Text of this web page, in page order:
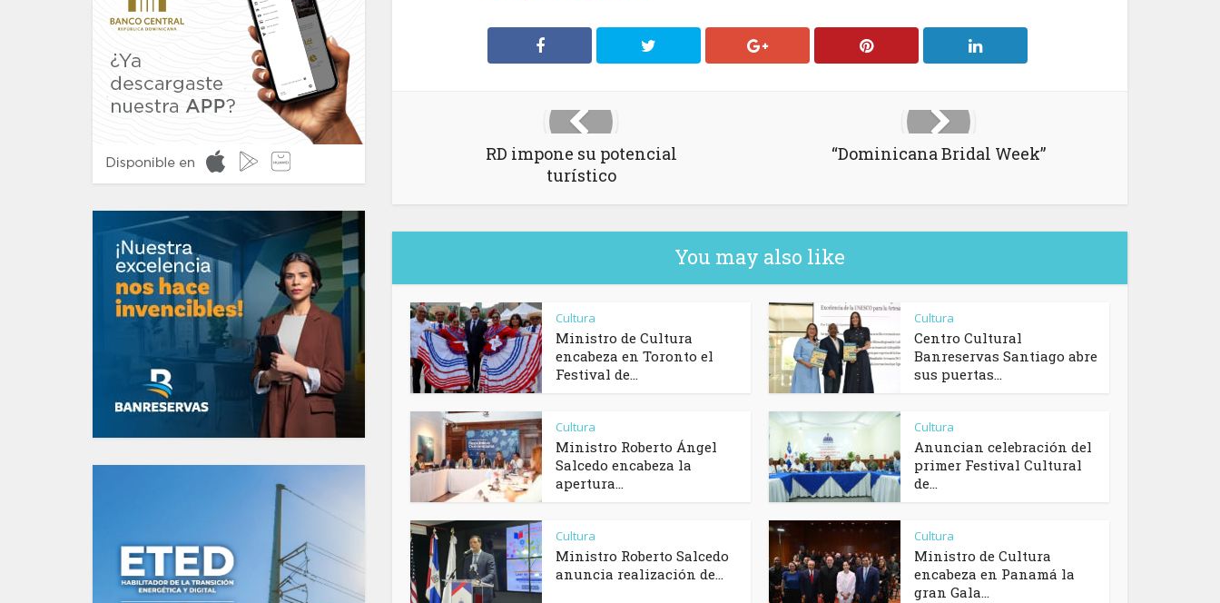
RD impone su potencial
turístico
“Dominicana Bridal Week”
You may also like
Cultura
Ministro de Cultura
encabeza en Toronto el
Festival de...
Cultura
Centro Cultural
Banreservas Santiago abre
sus puertas...
Cultura
Ministro Roberto Ángel
Salcedo encabeza la
apertura...
Cultura
Anuncian celebración del
primer Festival Cultural
de...
Cultura
Ministro Roberto Salcedo
anuncia realización de...
Cultura
Ministro de Cultura
encabeza en Panamá la
gran Gala...